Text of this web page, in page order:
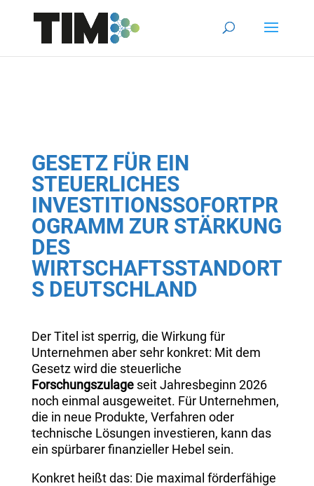
GESETZ FÜR EIN
STEUERLICHES
INVESTITIONSSOFORTPR
OGRAMM ZUR STÄRKUNG
DES
WIRTSCHAFTSSTANDORT
S DEUTSCHLAND
Der Titel ist sperrig, die Wirkung für
Unternehmen aber sehr konkret: Mit dem
Gesetz wird die steuerliche
Forschungszulageseit Jahresbeginn 2026
noch einmal ausgeweitet. Für Unternehmen,
die in neue Produkte, Verfahren oder
technische Lösungen investieren, kann das
ein spürbarer finanzieller Hebel sein.
Konkret heißt das: Die maximal förderfähige